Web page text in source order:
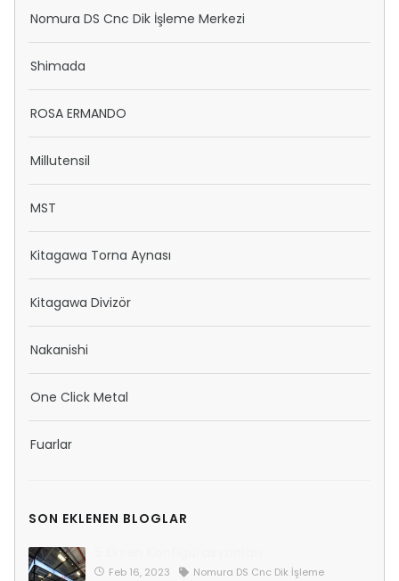
Nomura DS Cnc Dik İşleme Merkezi
Shimada
ROSA ERMANDO
Millutensil
MST
Kitagawa Torna Aynası
Kitagawa Divizör
Nakanishi
One Click Metal
Fuarlar
SON EKLENEN BLOGLAR
Feb 16, 2023
Nomura DS Cnc Dik İşleme